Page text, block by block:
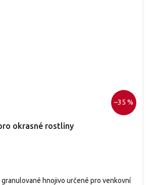
–35 %
okrasné rostliny
granulované hnojivo určené pro venkovní